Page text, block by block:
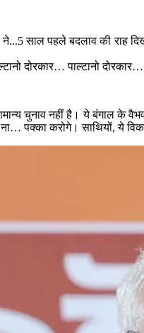
ने...5 साल पहले बदलाव की राह
दोरकार… पाल्टानो
चुनाव नहीं है। ये बंगाल के
पक्का करोगे। साथियों, ये